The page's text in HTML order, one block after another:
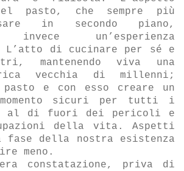
pasto, che sempre più
in secondo piano,
invece un’esperienza
L’atto di cucinare per sé e
mantenendo viva una
vecchia di millenni;
e con esso creare un
sicuri per tutti i
al di fuori dei pericoli e
della vita. Aspetti
fase della nostra esistenza
meno.
constatazione, priva di